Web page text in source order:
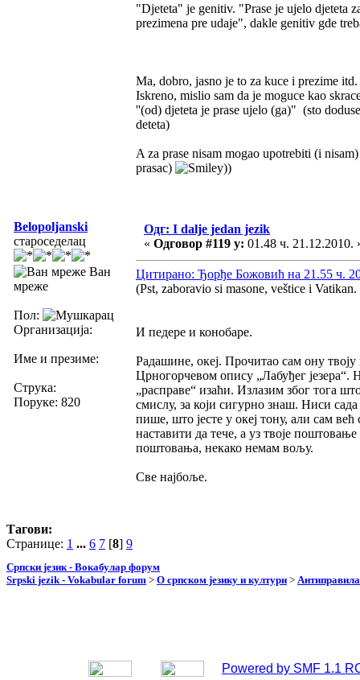
"Djeteta" je genitiv. "Prase je ujelo djeteta
prezimena pre udaje", dakle genitiv gde
Ma, dobro, jasno je to za kuce i prezime
Iskreno, mislio sam da je moguce kao
''(od) djeteta je prase ujelo (ga)" (sto
deteta)
A za prase nisam mogao upotrebiti (i
prasac)
))
Belopoljanski
староседелац
Ван
мреже
Пол:
Организација:
Име и презиме:
Струка:
Поруке: 820
Одг: I dalje jedan jezik
« Одговор #119 у: 01.48 ч. 21.12.2010.
Цитирано: Ђорђе Божовић на 21.55 ч.
(Pst, zaboravio si masone, veštice i Vatikan.
И педере и конобаре.
Радашине, океј. Прочитао сам ону
Црногорчевом опису „Лабуђег
„расправе“ изаћи. Излазим због тога
смислу, за који сигурно знаш. Ниси
пише, што јесте у океј тону, али сам
наставити да тече, а уз твоје
поштовања, некако немам вољу.
Све најбоље.
Тагови:
Странице: 1 ... 6 7 [8] 9
Српски језик - Вокабулар форум
Srpski jezik - Vokabular forum > О српском језику и култури > Антиправила
Powered by SMF 1.1